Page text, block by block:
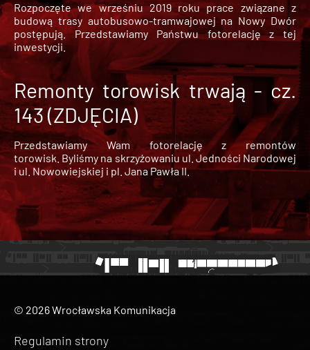
Rozpoczęte we wrześniu 2019 roku prace związane z
budową trasy autobusowo-tramwajowej na Nowy Dwór
postępują. Przedstawiamy Państwu fotorelację z tej
inwestycji.
Remonty torowisk trwają - cz.
143 (ZDJĘCIA)
Przedstawiamy Wam fotorelację z remontów
torowisk. Byliśmy na skrzyżowaniu ul. Jedności Narodowej
i ul. Nowowiejskiej i pl. Jana Pawła II.
© 2026 Wrocławska Komunikacja
Regulamin strony